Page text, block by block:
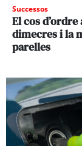
Successos
El cos
dimecres i la
parelles